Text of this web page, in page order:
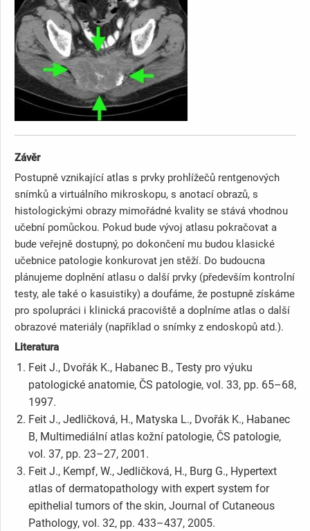
Závěr
Postupně vznikající atlas s prvky prohlížečů rentgenových
snímků a virtuálního mikroskopu, s anotací obrazů, s
histologickými obrazy mimořádné kvality se stává vhodnou
učební pomůckou. Pokud bude vývoj atlasu pokračovat a
bude veřejně dostupný, po dokončení mu budou klasické
učebnice patologie konkurovat jen stěží. Do budoucna
plánujeme doplnění atlasu o další prvky (především kontrolní
testy, ale také o kasuistiky) a doufáme, že postupně získáme
pro spolupráci i klinická pracoviště a doplníme atlas o další
obrazové materiály (například o snímky z endoskopů atd.).
Literatura
Feit J., Dvořák K., Habanec B., Testy pro výuku
patologické anatomie, ČS patologie, vol. 33, pp. 65–68,
1997.
Feit J., Jedličková, H., Matyska L., Dvořák K., Habanec
B, Multimediální atlas kožní patologie, ČS patologie,
vol. 37, pp. 23–27, 2001.
Feit J., Kempf, W., Jedličková, H., Burg G., Hypertext
atlas of dermatopathology with expert system for
epithelial tumors of the skin, Journal of Cutaneous
Pathology, vol. 32, pp. 433–437, 2005.